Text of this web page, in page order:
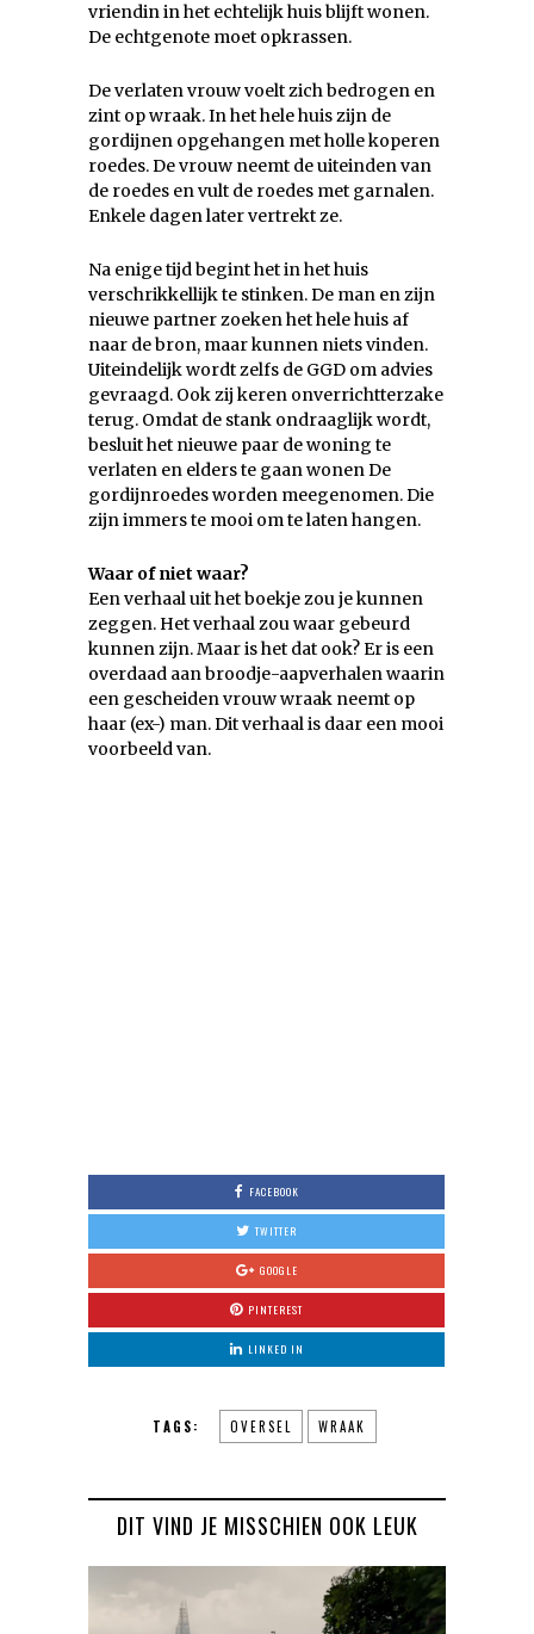
vriendin in het echtelijk huis blijft wonen.
De echtgenote moet opkrassen.
De verlaten vrouw voelt zich bedrogen en
zint op wraak. In het hele huis zijn de
gordijnen opgehangen met holle koperen
roedes. De vrouw neemt de uiteinden van
de roedes en vult de roedes met garnalen.
Enkele dagen later vertrekt ze.
Na enige tijd begint het in het huis
verschrikkellijk te stinken. De man en zijn
nieuwe partner zoeken het hele huis af
naar de bron, maar kunnen niets vinden.
Uiteindelijk wordt zelfs de GGD om advies
gevraagd. Ook zij keren onverrichtterzake
terug. Omdat de stank ondraaglijk wordt,
besluit het nieuwe paar de woning te
verlaten en elders te gaan wonen De
gordijnroedes worden meegenomen. Die
zijn immers te mooi om te laten hangen.
Waar of niet waar?
Een verhaal uit het boekje zou je kunnen
zeggen. Het verhaal zou waar gebeurd
kunnen zijn. Maar is het dat ook? Er is een
overdaad aan broodje-aapverhalen waarin
een gescheiden vrouw wraak neemt op
haar (ex-) man. Dit verhaal is daar een mooi
voorbeeld van.
FACEBOOK
TWITTER
GOOGLE
PINTEREST
LINKED IN
TAGS: OVERSEL WRAAK
DIT VIND JE MISSCHIEN OOK LEUK